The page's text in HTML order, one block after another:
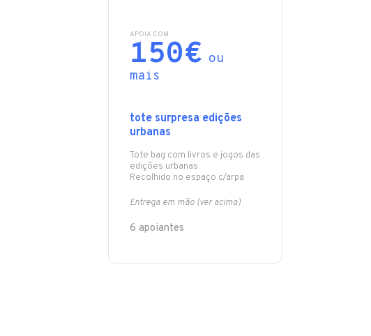
APOIA COM
150€ ou
mais
tote surpresa edições
urbanas
Tote bag com livros e jogos das
edições urbanas
Recolhido no espaço c/arpa
Entrega em mão (ver acima)
6 apoiantes